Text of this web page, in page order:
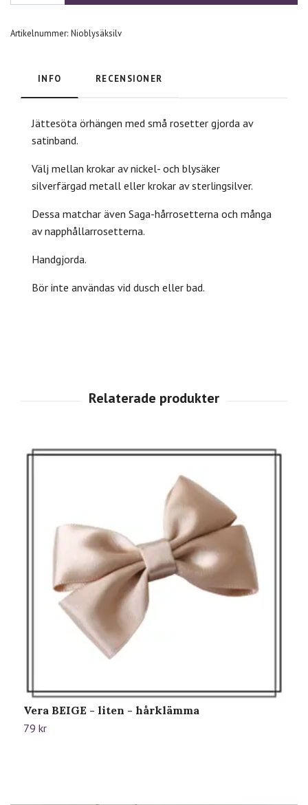
Artikelnummer: Nioblysäksilv
INFO RECENSIONER
Jättesöta örhängen med små rosetter gjorda av
satinband.
Välj mellan krokar av nickel- och blysäker
silverfärgad metall eller krokar av sterlingsilver.
Dessa matchar även Saga-hårrosetterna och många
av napphållarrosetterna.
Handgjorda.
Bör inte användas vid dusch eller bad.
Vera BEIGE - liten - hårklämma
79 kr